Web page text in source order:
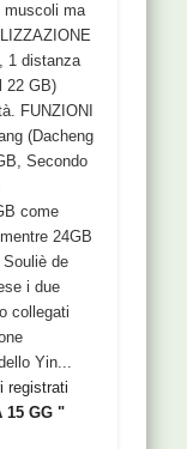
muscoli ma
1 distanza
22 GB)
FUNZIONI
(Dacheng
Secondo
come
24GB
de
i due
collegati
Yin...
registrati
15 GG "